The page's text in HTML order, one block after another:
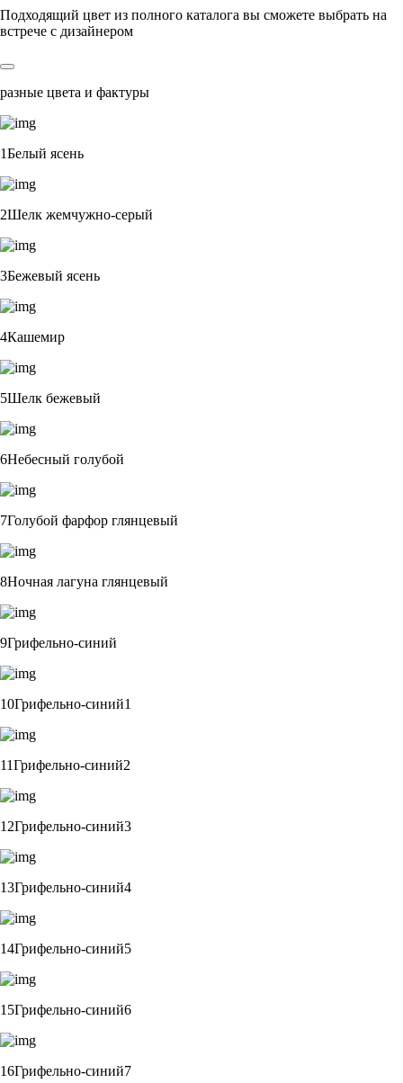
Подходящий цвет из полного каталога вы сможете выбрать на
встрече с дизайнером
разные цвета и фактуры
1Белый ясень
2Шелк жемчужно-серый
3Бежевый ясень
4Кашемир
5Шелк бежевый
6Небесный голубой
7Голубой фарфор глянцевый
8Ночная лагуна глянцевый
9Грифельно-синий
10Грифельно-синий1
11Грифельно-синий2
12Грифельно-синий3
13Грифельно-синий4
14Грифельно-синий5
15Грифельно-синий6
16Грифельно-синий7